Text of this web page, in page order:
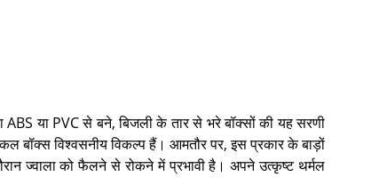
ABS या PVC से बने, बिजली के तार से भरे बॉक्सों की यह सरणी
बॉक्स विश्वसनीय विकल्प हैं। आमतौर पर, इस प्रकार के बाड़ों
ज्वाला को फैलने से रोकने में प्रभावी है। अपने उत्कृष्ट थर्मल